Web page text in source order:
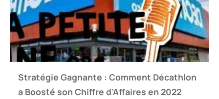
Stratégie Gagnante : Comment Décathlon
a Boosté son Chiffre d’Affaires en 2022